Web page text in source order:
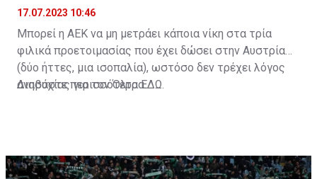
17.07.2023 10:46
Μπορεί η ΑΕΚ να μη μετράει κάποια νίκη στα τρία
φιλικά προετοιμασίας που έχει δώσει στην Αυστρία
(δύο ήττες, μια ισοπαλία), ωστόσο δεν τρέχει λόγος
ανησυχίας για τον Όλτρα.
Διαβάστε περισσότεραΕΔΩ.